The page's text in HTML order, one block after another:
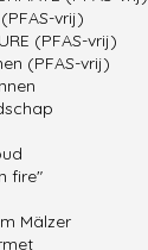
vrij)
(PFAS-vrij)
(PFAS-vrij)
fire"
Mälzer